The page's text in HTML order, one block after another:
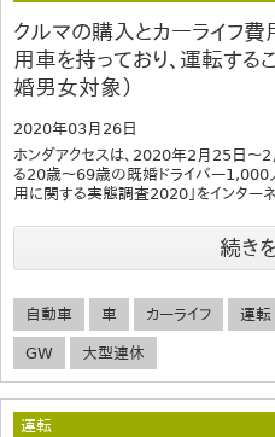
クルマの購入とカーライフ
用車を持っており、運転す
婚男女対象）
2020年03月26日
ホンダアクセスは、2020年2月25日～
る20歳～69歳の既婚ドライバー1,000
用に関する実態調査2020」をインター
続き
自動車 車 カーライフ 運転
GW 大型連休
運転